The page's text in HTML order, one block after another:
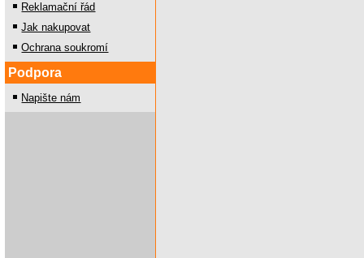
Reklamační řád
Jak nakupovat
Ochrana soukromí
Podpora
Napište nám